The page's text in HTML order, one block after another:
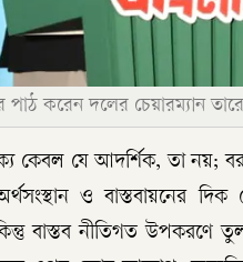
পাঠ করেন দলের চেয়ারম্যান
কেবল যে আদর্শিক, তা নয়;
ও বাস্তবায়নের
কিন্তু বাস্তব নীতিগত উপকরণে